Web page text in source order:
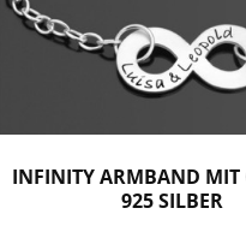
INFINITY ARMBAND MIT
925 SILBER